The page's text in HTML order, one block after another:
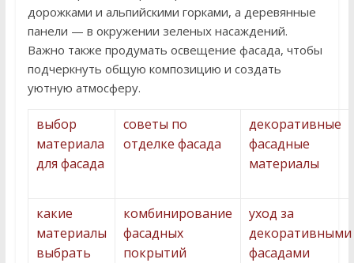
дорожками и альпийскими горками, а деревянные
панели — в окружении зеленых насаждений.
Важно также продумать освещение фасада, чтобы
подчеркнуть общую композицию и создать
уютную атмосферу.
выбор
материала
для фасада
советы по
отделке фасада
декоративные
фасадные
материалы
какие
материалы
выбрать
комбинирование
фасадных
покрытий
уход за
декоративными
фасадами